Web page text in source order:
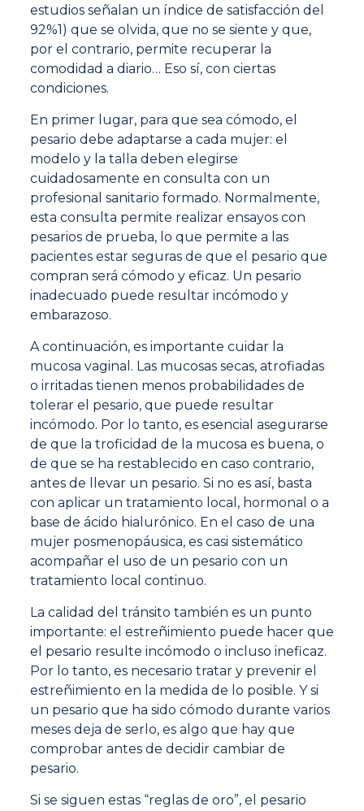
estudios señalan un índice de satisfacción del
92%1) que se olvida, que no se siente y que,
por el contrario, permite recuperar la
comodidad a diario… Eso sí, con ciertas
condiciones.
En primer lugar, para que sea cómodo, el
pesario debe adaptarse a cada mujer: el
modelo y la talla deben elegirse
cuidadosamente en consulta con un
profesional sanitario formado. Normalmente,
esta consulta permite realizar ensayos con
pesarios de prueba, lo que permite a las
pacientes estar seguras de que el pesario que
compran será cómodo y eficaz. Un pesario
inadecuado puede resultar incómodo y
embarazoso.
A continuación, es importante cuidar la
mucosa vaginal. Las mucosas secas, atrofiadas
o irritadas tienen menos probabilidades de
tolerar el pesario, que puede resultar
incómodo. Por lo tanto, es esencial asegurarse
de que la troficidad de la mucosa es buena, o
de que se ha restablecido en caso contrario,
antes de llevar un pesario. Si no es así, basta
con aplicar un tratamiento local, hormonal o a
base de ácido hialurónico. En el caso de una
mujer posmenopáusica, es casi sistemático
acompañar el uso de un pesario con un
tratamiento local continuo.
La calidad del tránsito también es un punto
importante: el estreñimiento puede hacer que
el pesario resulte incómodo o incluso ineficaz.
Por lo tanto, es necesario tratar y prevenir el
estreñimiento en la medida de lo posible. Y si
un pesario que ha sido cómodo durante varios
meses deja de serlo, es algo que hay que
comprobar antes de decidir cambiar de
pesario.
Si se siguen estas “reglas de oro”, el pesario